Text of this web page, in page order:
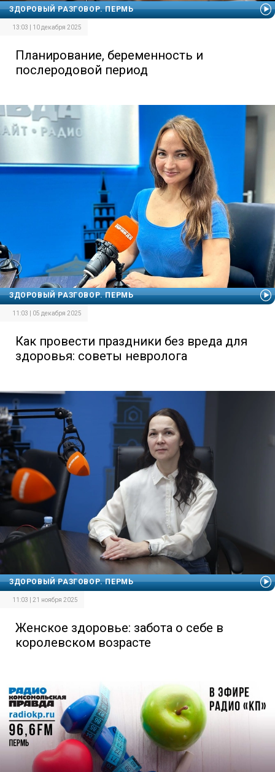
ЗДОРОВЫЙ РАЗГОВОР. ПЕРМЬ
13:03 | 10 декабря 2025
Планирование, беременность и
послеродовой период
ЗДОРОВЫЙ РАЗГОВОР. ПЕРМЬ
11:03 | 05 декабря 2025
Как провести праздники без вреда для
здоровья: советы невролога
ЗДОРОВЫЙ РАЗГОВОР. ПЕРМЬ
11:03 | 21 ноября 2025
Женское здоровье: забота о себе в
королевском возрасте